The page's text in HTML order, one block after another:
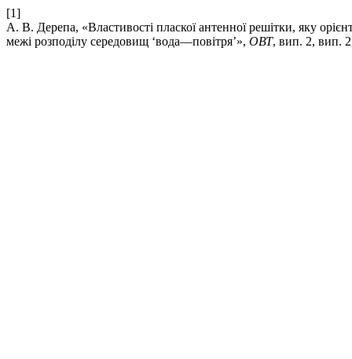
[1]
А. В. Дерепа, «Властивості пласкої антенної решітки, яку
межі розподілу середовищ ‘вода—повітря’», ОВТ, вип. 2, вип.